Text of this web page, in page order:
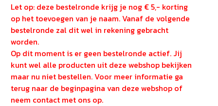
Let op: deze bestelronde krijg je nog € 5,- korting
op het toevoegen van je naam. Vanaf de volgende
bestelronde zal dit wel in rekening gebracht
worden.
Op dit moment is er geen bestelronde actief. Jij
kunt wel alle producten uit deze webshop bekijken
maar nu niet bestellen. Voor meer informatie ga
terug naar de beginpagina van deze webshop of
neem contact met ons op.